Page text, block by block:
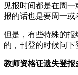
见报时间都是在周
报的话也是要周一或
但是，有些特殊的报
的，刊登的时候问下
教师资格证遗失登报